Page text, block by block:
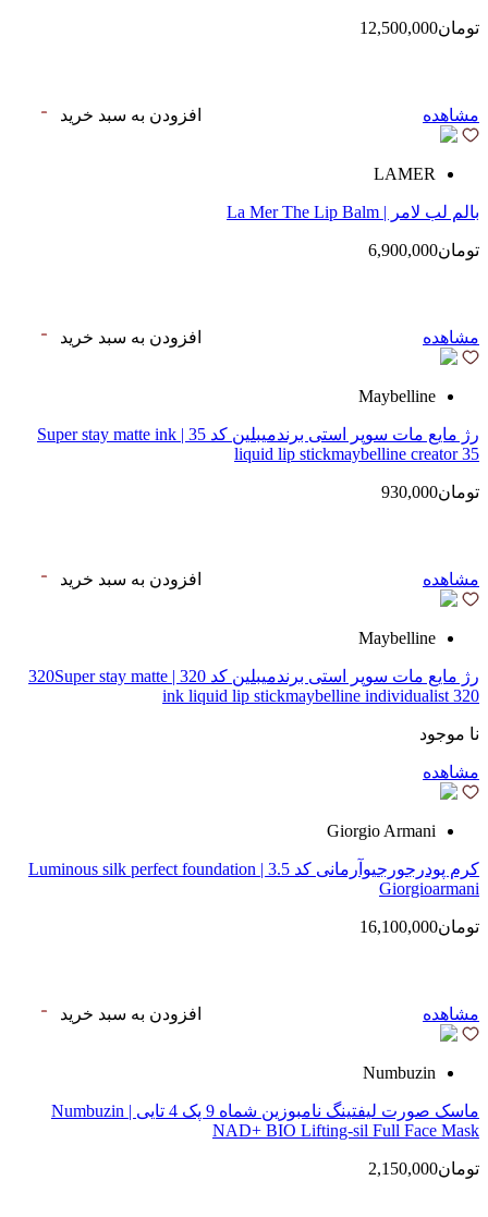
تومان12,500,000
مشاهده افزودن به سبد خرید
LAMER
بالم لب لامر | La Mer The Lip Balm
تومان6,900,000
مشاهده افزودن به سبد خرید
Maybelline
رژ مایع مات سوپر استی‌ برندمیبلین کد 35 | Super stay matte ink
liquid lip stickmaybelline creator 35
تومان930,000
مشاهده افزودن به سبد خرید
Maybelline
رژ مایع مات سوپر استی‌ برندمیبلین کد 320 | 320Super stay matte
ink liquid lip stickmaybelline individualist 320
نا موجود
مشاهده
Giorgio Armani
کرم پودرجورجیوآرمانی کد 3.5 | Luminous silk perfect foundation
Giorgioarmani
تومان16,100,000
مشاهده افزودن به سبد خرید
Numbuzin
ماسک صورت لیفتینگ نامبوزین شماه 9 پک 4 تایی | Numbuzin
NAD+ BIO Lifting-sil Full Face Mask
تومان2,150,000